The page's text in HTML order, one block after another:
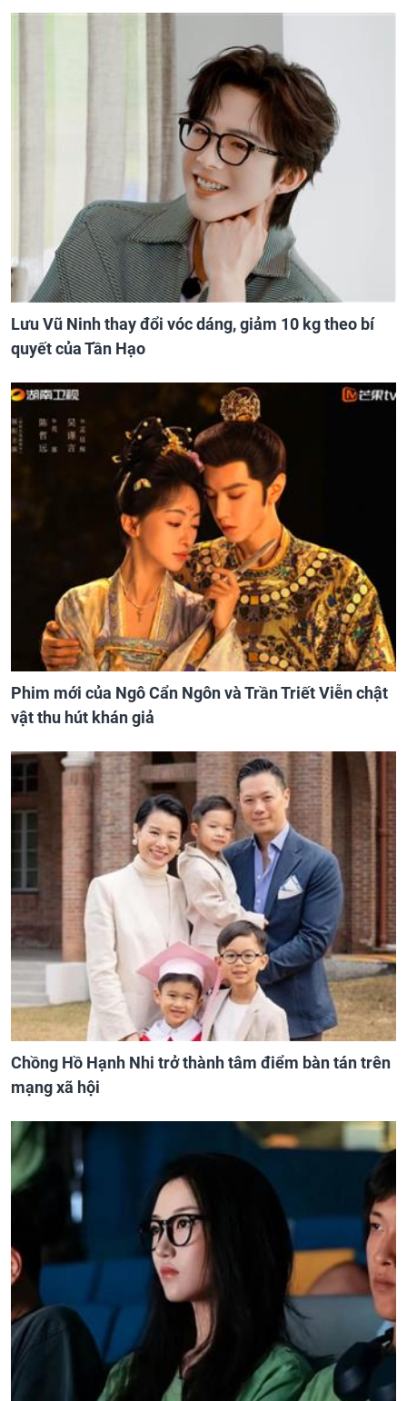
Lưu Vũ Ninh thay đổi vóc dáng, giảm 10 kg theo bí
quyết của Tần Hạo
Phim mới của Ngô Cẩn Ngôn và Trần Triết Viễn chật
vật thu hút khán giả
Chồng Hồ Hạnh Nhi trở thành tâm điểm bàn tán trên
mạng xã hội